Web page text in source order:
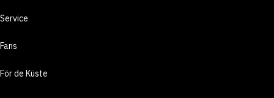
Service
Fans
För de Küste